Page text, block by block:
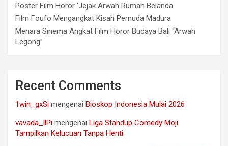
Poster Film Horor ‘Jejak Arwah Rumah Belanda
Film Foufo Mengangkat Kisah Pemuda Madura
Menara Sinema Angkat Film Horor Budaya Bali “Arwah
Legong”
Recent Comments
1win_gxSi mengenai Bioskop Indonesia Mulai 2026
vavada_llPi mengenai Liga Standup Comedy Moji
Tampilkan Kelucuan Tanpa Henti